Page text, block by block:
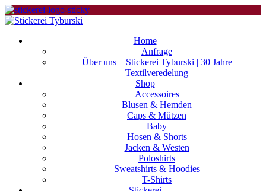
Home
Anfrage
Über uns – Stickerei Tyburski | 30 Jahre
Textilveredelung
Shop
Accessoires
Blusen & Hemden
Caps & Mützen
Baby
Hosen & Shorts
Jacken & Westen
Poloshirts
Sweatshirts & Hoodies
T-Shirts